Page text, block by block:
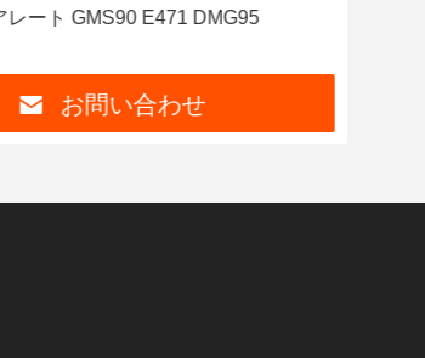
レート GMS90 E471 DMG95
お問い合わせ